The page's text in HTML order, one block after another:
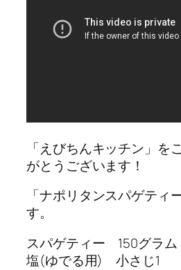
「えびちんキッチン」を
がとうございます！
「ナポリタンスパゲティ
す。
スパゲティー 150グラム
塩(ゆでる用) 小さじ1